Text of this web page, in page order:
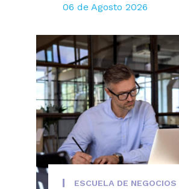
06 de Agosto 2026
ESCUELA DE NEGOCIOS